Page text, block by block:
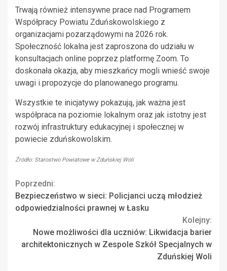
Trwają również intensywne prace nad Programem
Współpracy Powiatu Zduńskowolskiego z
organizacjami pozarządowymi na 2026 rok.
Społeczność lokalna jest zaproszona do udziału w
konsultacjach online poprzez platformę Zoom. To
doskonała okazja, aby mieszkańcy mogli wnieść swoje
uwagi i propozycje do planowanego programu.
Wszystkie te inicjatywy pokazują, jak ważna jest
współpraca na poziomie lokalnym oraz jak istotny jest
rozwój infrastruktury edukacyjnej i społecznej w
powiecie zduńskowolskim.
Źródło: Starostwo Powiatowe w Zduńskiej Woli
Continue
Reading
Poprzedni:
Bezpieczeństwo w sieci: Policjanci uczą młodzież
odpowiedzialności prawnej w Łasku
Kolejny:
Nowe możliwości dla uczniów: Likwidacja barier
architektonicznych w Zespole Szkół Specjalnych w
Zduńskiej Woli